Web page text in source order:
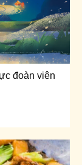
đoàn viên